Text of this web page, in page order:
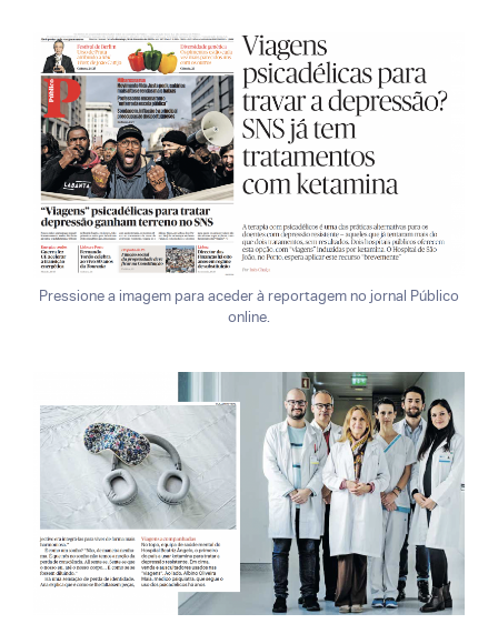
Pressione a imagem para aceder à reportagem no jornal Público
online.